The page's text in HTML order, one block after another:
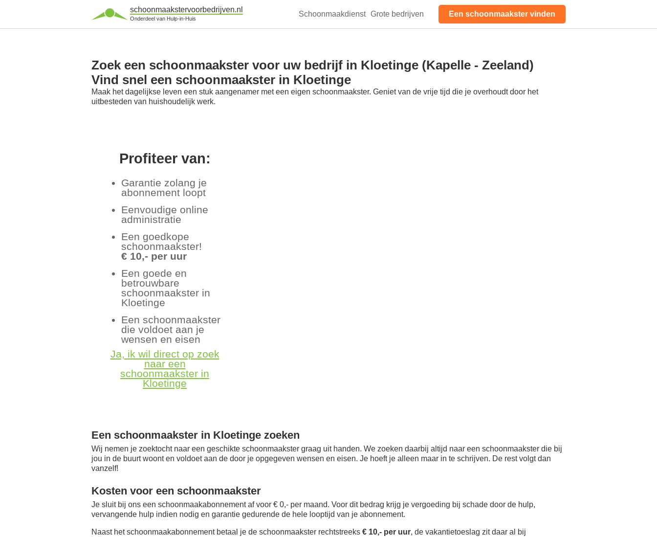
schoonmaakstervoorbedrijven.nl
Onderdeel van Hulp-in-Huis
Schoonmaakdienst Grote bedrijven Een schoonmaakster vinden
Zoek een schoonmaakster voor uw bedrijf in Kloetinge (Kapelle - Zeeland)
Vind snel een schoonmaakster in Kloetinge
Maak het dagelijkse leven een stuk aangenamer met een eigen schoonmaakster. Geniet van de vrije tijd die je overhoudt door het
uitbesteden van huishoudelijk werk.
Profiteer van:
Garantie zolang je
abonnement loopt
Eenvoudige online
administratie
Een goedkope
schoonmaakster!
€ 10,- per uur
Een goede en
betrouwbare
schoonmaakster in
Kloetinge
Een schoonmaakster
die voldoet aan je
wensen en eisen
Ja, ik wil direct op zoek
naar een
schoonmaakster in
Kloetinge
Een schoonmaakster in Kloetinge zoeken
Wij nemen je zoektocht naar een geschikte schoonmaakster graag uit handen. We zoeken daarbij altijd naar een schoonmaakster die bij
jou in de buurt woont en voldoet aan de door je opgegeven wensen en eisen. Je hoeft je alleen maar in te schrijven. De rest volgt dan
vanzelf!
Kosten voor een schoonmaakster
Je sluit bij ons een schoonmaakabonnement af voor € 0,- per maand. Voor dit bedrag krijg je vergoeding bij schade door de hulp,
vervangende hulp indien nodig en garantie gedurende de hele looptijd van je abonnement.
Naast het schoonmaakabonnement betaal je de schoonmaakster rechtstreeks € 10,- per uur, de vakantietoeslag zit daar al bij